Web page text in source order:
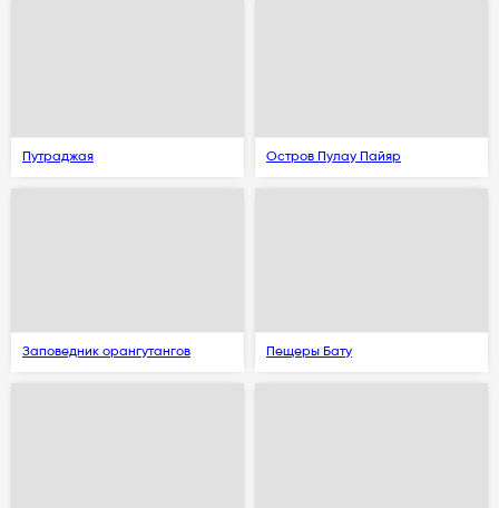
Путраджая Остров Пулау Пайяр
Заповедник орангутангов Пещеры Бату